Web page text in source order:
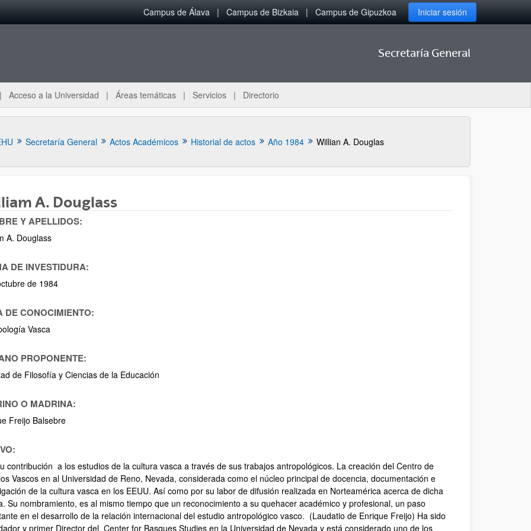
Campus de Álava Campus de Bizkaia Campus de Gipuzkoa Iniciar sesión
Secretaría General
Acceso a la Universidad Áreas temáticas Servicios Directorio
Secretaría General Actos Académicos Historial de actos Año 1984 Willian A. Douglas
subpáginas
subpáginas
subpáginas
A. Douglass
Y APELLIDOS:
A. Douglass
DE INVESTIDURA:
de 1984
DE CONOCIMIENTO:
Vasca
PROPONENTE:
de Filosofía y Ciencias de la Educación
O MADRINA:
Freijo Balsebre
contribución a los estudios de la cultura vasca a través de sus trabajos antropológicos. La creación del Centro de
Vascos en al Universidad de Reno, Nevada, considerada como el núcleo principal de docencia, documentación e
de la cultura vasca en los EEUU. Así como por su labor de difusión realizada en Norteamérica acerca de dicha
Su nombramiento, es al mismo tiempo que un reconocimiento a su quehacer académico y profesional, un paso
en el desarrollo de la relación internacional del estudio antropológico vasco. (Laudatio de Enrique Freijo) Ha sido
y primer Director del Center for Basques Studies en la Universidad de Nevada y está considerado uno de los